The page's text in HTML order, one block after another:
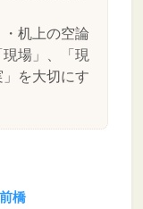
机上の空論
場」、「現
を大切にす
橋